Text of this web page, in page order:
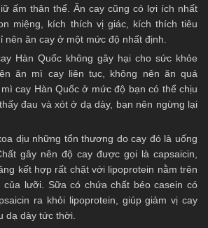
ấm thân thể. Ăn cay cũng có lợi ích nhất
miệng, kích thích vị giác, kích thích tiêu
nên ăn cay ở một mức độ nhất định.
Hàn Quốc không gây hại cho sức khỏe
ăn mì cay liên tục, không nên ăn quá
cay Hàn Quốc ở mức độ bạn có thể chịu
đau và xót ở dạ dày, bạn nên ngừng lại
dịu những tổn thương do cay đó là uống
gây nên độ cay được gọi là capsaicin,
kết hợp rất chặt với lipoprotein nằm trên
của lưỡi. Sữa có chứa chất béo casein có
ra khỏi lipoprotein, giúp giảm vị cay
dạ dày tức thời.